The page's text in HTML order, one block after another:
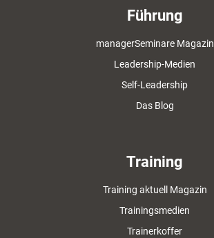
Führung
managerSeminare Magazin
Leadership-Medien
Self-Leadership
Das Blog
Training
Training aktuell Magazin
Trainingsmedien
Trainerkoffer